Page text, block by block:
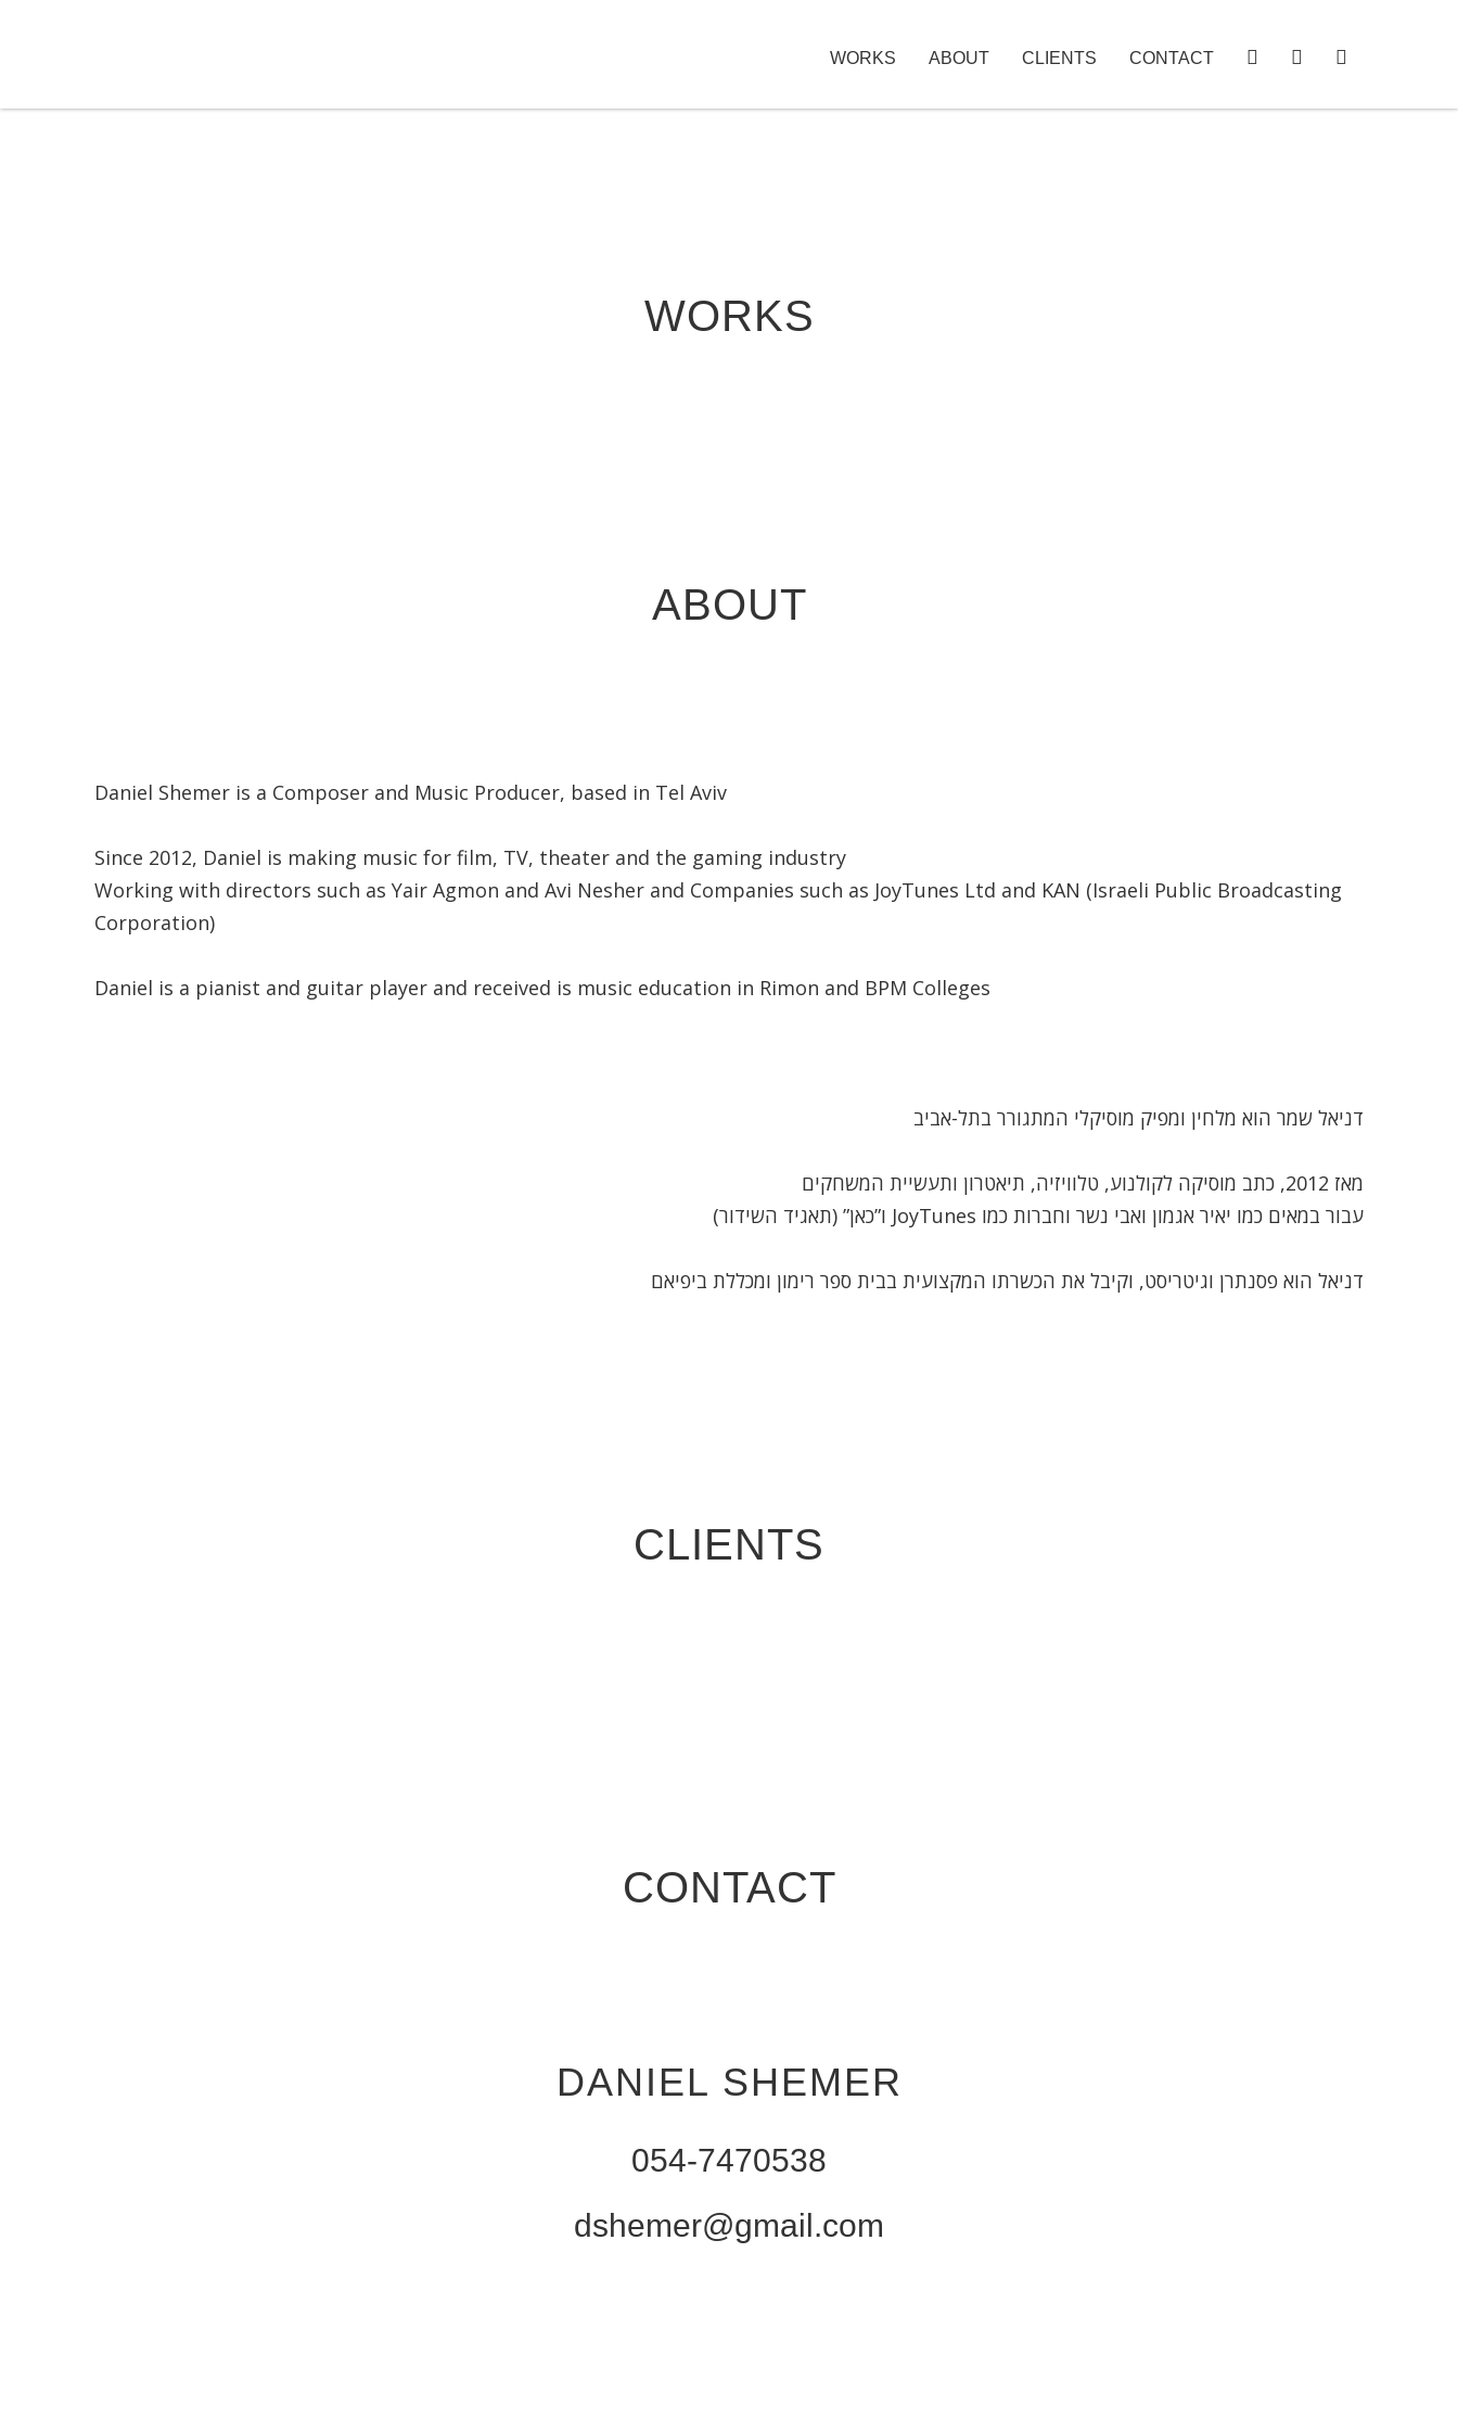
WORKS ABOUT CLIENTS CONTACT
WORKS
ABOUT
Daniel Shemer is a Composer and Music Producer, based in Tel Aviv
Since 2012, Daniel is making music for film, TV, theater and the gaming industry
Working with directors such as Yair Agmon and Avi Nesher and Companies such as JoyTunes Ltd and KAN (Israeli Public Broadcasting
Corporation)
Daniel is a pianist and guitar player and received is music education in Rimon and BPM Colleges
דניאל שמר הוא מלחין ומפיק מוסיקלי המתגורר בתל-אביב
מאז 2012, כתב מוסיקה לקולנוע, טלוויזיה, תיאטרון ותעשיית המשחקים
עבור במאים כמו יאיר אגמון ואבי נשר וחברות כמו JoyTunes ו”כאן” (תאגיד השידור)
דניאל הוא פסנתרן וגיטריסט, וקיבל את הכשרתו המקצועית בבית ספר רימון ומכללת ביפיאם
CLIENTS
CONTACT
DANIEL SHEMER
054-7470538
dshemer@gmail.com